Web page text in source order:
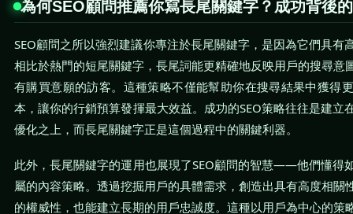
為何SEO顧問推薦你寫長尾關鍵字？成功背後
SEO顧問之所以強烈建議你專注於長尾關鍵字，是因為它們具有
相比於熱門的短尾關鍵字，長尾詞能更精確地反映用戶的搜尋意
有購買意願的訪客。這種策略不僅能幫助你在搜尋結果中獲得
本，讓你的行銷預算發揮最大效益。成功的SEO策略往往是建立
優化之上，而長尾關鍵字正是這個過程中的關鍵利器。
此外，長尾關鍵字的運用也展現了SEO顧問的智慧——他們懂得
屬的內容策略。透過挖掘用戶的具體需求，創造出具有高度相關
的權威性，也能建立長期的用戶忠誠度。這種以用戶為中心的策